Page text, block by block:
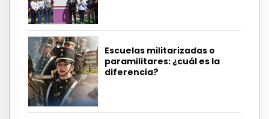
Escuelas militarizadas o
paramilitares: ¿cuál es la
diferencia?